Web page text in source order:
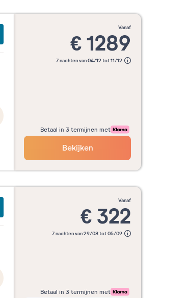
vanaf
€1289
7 nachten van 04/12 tot 11/12
Betaal in 3 termijnen met
Bekijken
vanaf
€ 322
7 nachten van 29/08 tot 05/09
Betaal in 3 termijnen met